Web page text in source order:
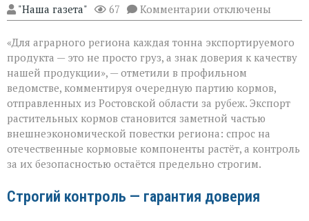
"Наша газета" 67 Комментарии к
записи
шрот
выходит
международный
уровень»
отключены
«Для аграрного региона каждая тонна экспортируемого
продукта — это не просто груз, а знак доверия к качеству
нашей продукции», — отметили в профильном
ведомстве, комментируя очередную партию кормов,
отправленных из Ростовской области за рубеж. Экспорт
растительных кормов становится заметной частью
внешнеэкономической повестки региона: спрос на
отечественные кормовые компоненты растёт, а контроль
за их безопасностью остаётся предельно строгим.
Строгий контроль — гарантия доверия